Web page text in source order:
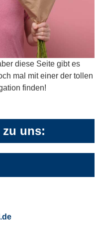
diese Seite gibt es
mal mit einer der tollen
finden!
uns: